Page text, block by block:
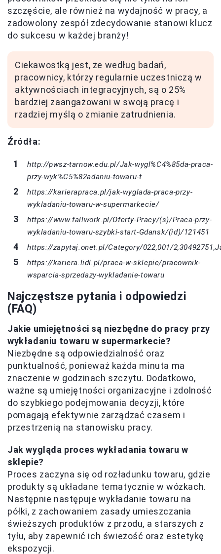
szczęście, ale również na wydajność w pracy, a
zadowolony zespół zdecydowanie stanowi klucz
do sukcesu w każdej branży!
Ciekawostką jest, że według badań,
pracownicy, którzy regularnie uczestniczą w
aktywnościach integracyjnych, są o 25%
bardziej zaangażowani w swoją pracę i
rzadziej myślą o zmianie zatrudnienia.
Źródła:
http://pwsz-tarnow.edu.pl/Jak-wygl%C4%85da-praca-
przy-wyk%C5%82adaniu-towaru-t
https://karierapraca.pl/jak-wyglada-praca-przy-
wykladaniu-towaru-w-supermarkecie/
https://www.fallwork.pl/Oferty-Pracy/(s)/Praca-przy-
wykladaniu-towaru-szybki-start-Gdansk/(id)/121451
https://zapytaj.onet.pl/Category/022,001/
https://kariera.lidl.pl/praca-w-sklepie/pracownik-
wsparcia-sprzedazy-wykladanie-towaru
Najczęstsze pytania i odpowiedzi
(FAQ)
Jakie umiejętności są niezbędne do pracy przy
wykładaniu towaru w supermarkecie?
Niezbędne są odpowiedzialność oraz
punktualność, ponieważ każda minuta ma
znaczenie w godzinach szczytu. Dodatkowo,
ważne są umiejętności organizacyjne i zdolność
do szybkiego podejmowania decyzji, które
pomagają efektywnie zarządzać czasem i
przestrzenią na stanowisku pracy.
Jak wygląda proces wykładania towaru w
sklepie?
Proces zaczyna się od rozładunku towaru, gdzie
produkty są układane tematycznie w wózkach.
Następnie następuje wykładanie towaru na
półki, z zachowaniem zasady umieszczania
świeższych produktów z przodu, a starszych z
tyłu, aby zapewnić ich świeżość oraz estetykę
ekspozycji.